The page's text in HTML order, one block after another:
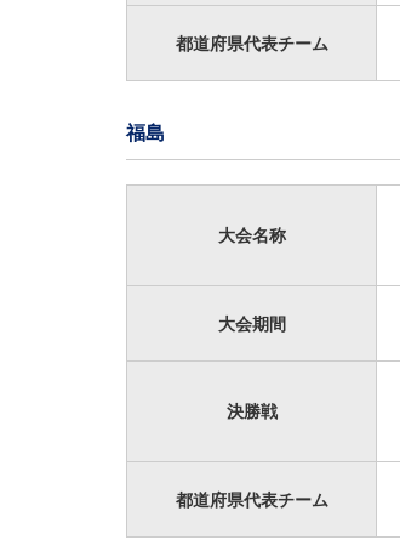
都道府県代表チーム
福島
大会名称
大会期間
決勝戦
都道府県代表チーム